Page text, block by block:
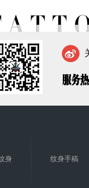
服务
身 纹身手稿